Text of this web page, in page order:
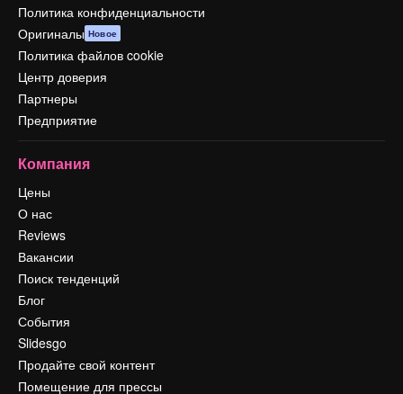
Политика конфиденциальности
Оригиналы Новое
Политика файлов cookie
Центр доверия
Партнеры
Предприятие
Компания
Цены
О нас
Reviews
Вакансии
Поиск тенденций
Блог
События
Slidesgo
Продайте свой контент
Помещение для прессы